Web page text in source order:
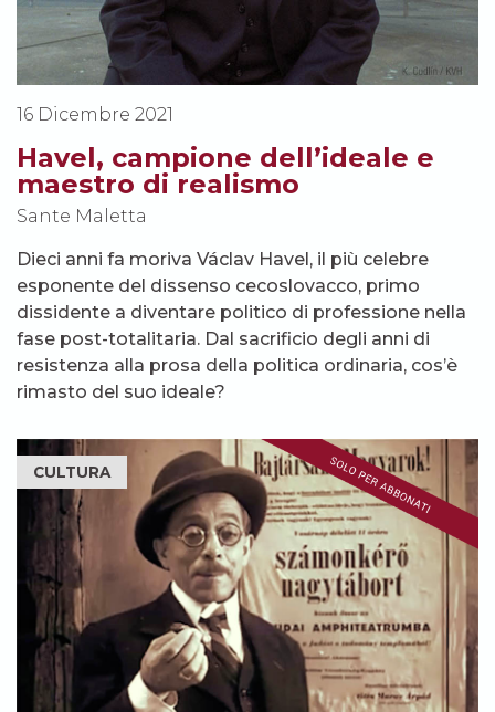
16 Dicembre 2021
Havel, campione dell’ideale e
maestro di realismo
Sante Maletta
Dieci anni fa moriva Václav Havel, il più celebre
esponente del dissenso cecoslovacco, primo
dissidente a diventare politico di professione nella
fase post-totalitaria. Dal sacrificio degli anni di
resistenza alla prosa della politica ordinaria, cos’è
rimasto del suo ideale?
CULTURA